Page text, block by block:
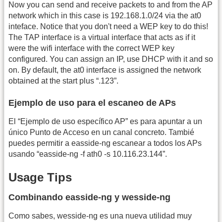
Now you can send and receive packets to and from the AP
network which in this case is 192.168.1.0/24 via the at0
inteface. Notice that you don't need a WEP key to do this!
The TAP interface is a virtual interface that acts as if it
were the wifi interface with the correct WEP key
configured. You can assign an IP, use DHCP with it and so
on. By default, the at0 interface is assigned the network
obtained at the start plus “.123”.
Ejemplo de uso para el escaneo de APs
El “Ejemplo de uso específico AP” es para apuntar a un
único Punto de Acceso en un canal concreto. Tambié
puedes permitir a easside-ng escanear a todos los APs
usando “easside-ng -f ath0 -s 10.116.23.144”.
Usage Tips
Combinando easside-ng y wesside-ng
Como sabes, wesside-ng es una nueva utilidad muy